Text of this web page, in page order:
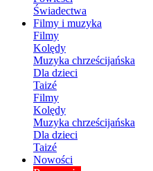
Świadectwa
Filmy i muzyka
Filmy
Kolędy
Muzyka chrześcijańska
Dla dzieci
Taizé
Filmy
Kolędy
Muzyka chrześcijańska
Dla dzieci
Taizé
Nowości